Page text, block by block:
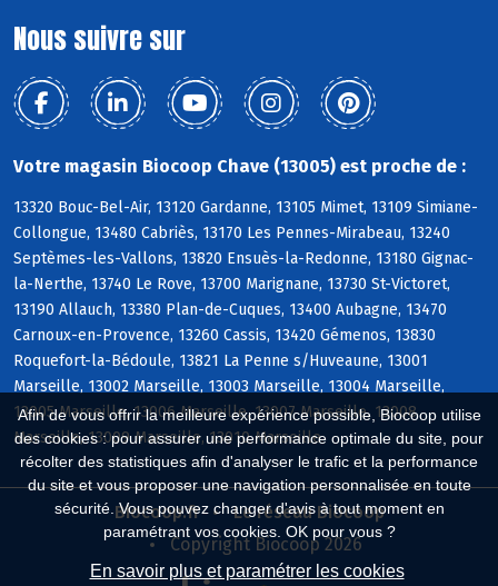
Afin de vous offrir la meilleure expérience possible, Biocoop utilise
des cookies : pour assurer une performance optimale du site, pour
récolter des statistiques afin d'analyser le trafic et la performance
du site et vous proposer une navigation personnalisée en toute
sécurité. Vous pouvez changer d'avis à tout moment en
paramétrant vos cookies. OK pour vous ?
En savoir plus et paramétrer les cookies
Nous suivre sur
Votre magasin Biocoop Chave (13005) est proche de :
13320 Bouc-Bel-Air, 13120 Gardanne, 13105 Mimet, 13109 Simiane-
Collongue, 13480 Cabriès, 13170 Les Pennes-Mirabeau, 13240
Septèmes-les-Vallons, 13820 Ensuès-la-Redonne, 13180 Gignac-
la-Nerthe, 13740 Le Rove, 13700 Marignane, 13730 St-Victoret,
13190 Allauch, 13380 Plan-de-Cuques, 13400 Aubagne, 13470
Carnoux-en-Provence, 13260 Cassis, 13420 Gémenos, 13830
Roquefort-la-Bédoule, 13821 La Penne s/Huveaune, 13001
Marseille, 13002 Marseille, 13003 Marseille, 13004 Marseille,
13005 Marseille, 13006 Marseille, 13007 Marseille, 13008
Marseille, 13009 Marseille, 13010 Marseille
Biocoop.fr
Le réseau Biocoop
Copyright Biocoop 2026